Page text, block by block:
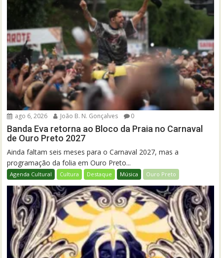
ago 6, 2026 João B. N. Gonçalves 0
Banda Eva retorna ao Bloco da Praia no Carnaval
de Ouro Preto 2027
Ainda faltam seis meses para o Carnaval 2027, mas a
programação da folia em Ouro Preto...
Agenda Cultural Cultura Destaque Música Ouro Preto